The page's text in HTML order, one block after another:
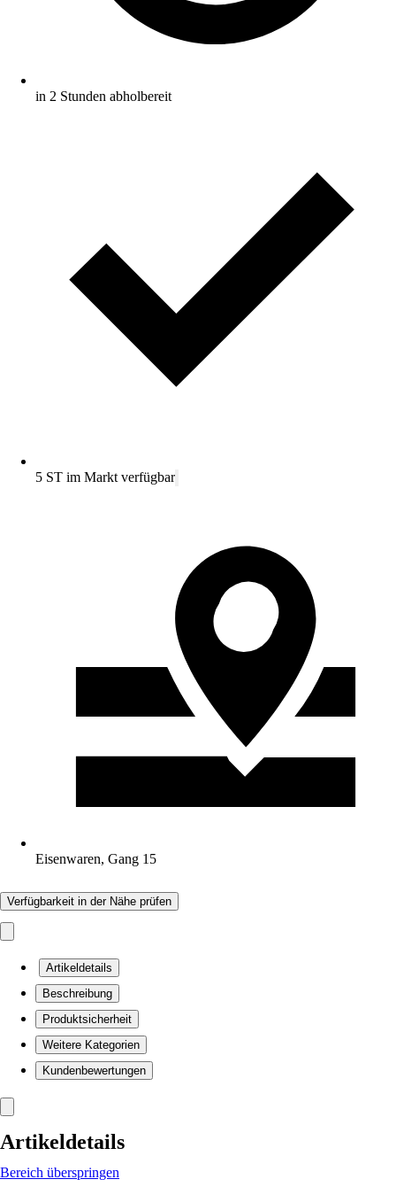
in 2 Stunden abholbereit
5 ST im Markt verfügbar
Eisenwaren, Gang 15
Verfügbarkeit in der Nähe prüfen
Artikeldetails
Beschreibung
Produktsicherheit
Weitere Kategorien
Kundenbewertungen
Artikeldetails
Bereich überspringen